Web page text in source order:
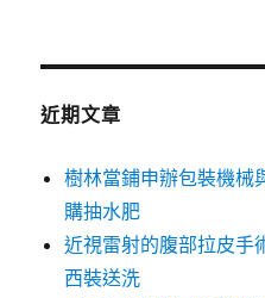
近期文章
樹林當鋪申辦包裝機械
購抽水肥
近視雷射的腹部拉皮手
西裝送洗